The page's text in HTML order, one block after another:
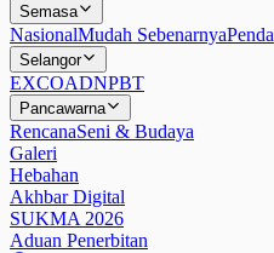
Semasa
NasionalMudah Sebenarnya
Selangor
EXCOADNPBT
Pancawarna
RencanaSeni & Budaya
Galeri
Hebahan
Akhbar Digital
SUKMA 2026
Aduan Penerbitan